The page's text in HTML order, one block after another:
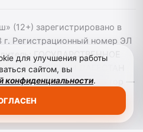
(12+) зарегистрировано в
г. Регистрационный номер ЭЛ
ГОСУДАРСТВЕННОЕ
РЕСПУБЛИКИ ДАГЕСТАН
главный редактор —
материалов сайта
для улучшения работы
сайтом, вы
конфиденциальности.